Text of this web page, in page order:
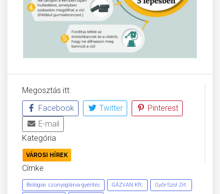
Megosztás itt:
Facebook
Twitter
Pinterest
E-mail
Kategória
VÁROSI HÍREK
Címke
Biológiai szúnyoglárva-gyérítés GÁZVAN Kft.
Győr-Szol Zrt.